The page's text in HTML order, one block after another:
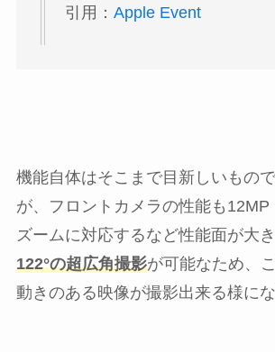
引用： Apple Event
機能自体はそこまで目新しいもの
が、フロントカメラの性能も
ズームに対応するなど性能面が大き
122°の超広角撮影が可能なため、
動きのある映像が撮影出来る様にな